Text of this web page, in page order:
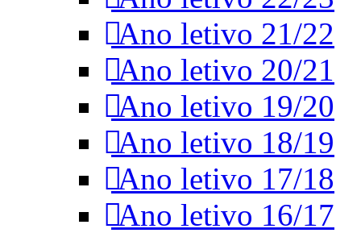
Ano letivo 21/22
Ano letivo 20/21
Ano letivo 19/20
Ano letivo 18/19
Ano letivo 17/18
Ano letivo 16/17